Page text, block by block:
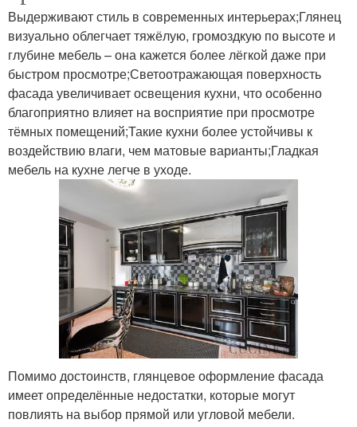
Выдерживают стиль в современных интерьерах;Глянец
визуально облегчает тяжёлую, громоздкую по высоте и
глубине мебель – она кажется более лёгкой даже при
быстром просмотре;Светоотражающая поверхность
фасада увеличивает освещения кухни, что особенно
благоприятно влияет на восприятие при просмотре
тёмных помещений;Такие кухни более устойчивы к
воздействию влаги, чем матовые варианты;Гладкая
мебель на кухне легче в уходе.
Помимо достоинств, глянцевое оформление фасада
имеет определённые недостатки, которые могут
повлиять на выбор прямой или угловой мебели.